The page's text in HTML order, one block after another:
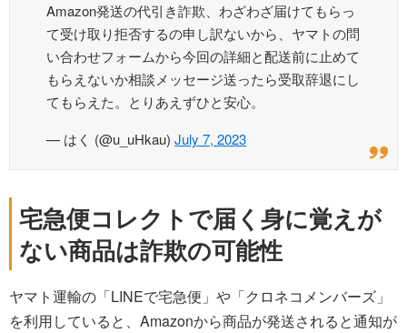
Amazon発送の代引き詐欺、わざわざ届けてもらっ
て受け取り拒否するの申し訳ないから、ヤマトの問
い合わせフォームから今回の詳細と配送前に止めて
もらえないか相談メッセージ送ったら受取辞退にし
てもらえた。とりあえずひと安心。
— はく (@u_uHkau) July 7, 2023
宅急便コレクトで届く身に覚えが
ない商品は詐欺の可能性
ヤマト運輸の「LINEで宅急便」や「クロネコメンバーズ」
を利用していると、Amazonから商品が発送されると通知が